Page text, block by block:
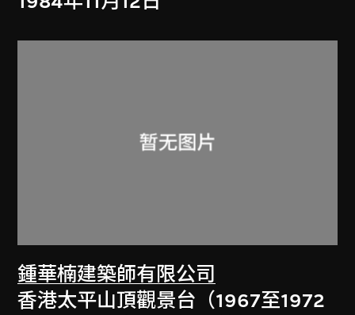
鍾華楠建築師有限公司
香港太平山頂觀景台（1967至1972